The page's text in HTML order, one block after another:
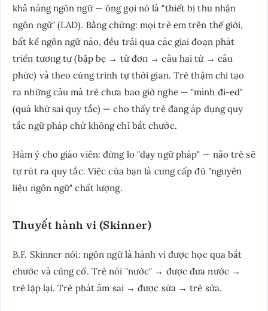
khả năng ngôn ngữ — ông gọi nó là "thiết bị thu nhận
ngôn ngữ" (LAD). Bằng chứng: mọi trẻ em trên thế giới,
bất kể ngôn ngữ nào, đều trải qua các giai đoạn phát
triển tương tự (bập bẹ → từ đơn → câu hai từ → câu
phức) và theo cùng trình tự thời gian. Trẻ thậm chí tạo
ra những câu mà trẻ chưa bao giờ nghe — "mình đi-ed"
(quá khứ sai quy tắc) — cho thấy trẻ đang áp dụng quy
tắc ngữ pháp chứ không chỉ bắt chước.
Hàm ý cho giáo viên: đừng lo "dạy ngữ pháp" — não trẻ sẽ
tự rút ra quy tắc. Việc của bạn là cung cấp đủ "nguyên
liệu ngôn ngữ" chất lượng.
Thuyết hành vi (Skinner)
B.F. Skinner nói: ngôn ngữ là hành vi được học qua bắt
chước và củng cố. Trẻ nói "nước" → được đưa nước →
trẻ lặp lại. Trẻ phát âm sai → được sửa → trẻ sửa.